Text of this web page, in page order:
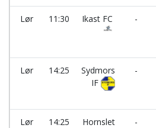
Lør 11:30 Ikast FC
-
Lør 14:25
Sydmors
IF
-
Lør 14:25
Hornslet
-